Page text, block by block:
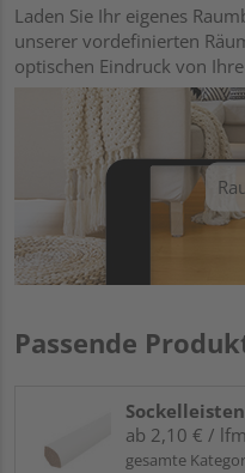
Laden Sie Ihr eigenes
unserer vordefinierten
optischen Eindruck von
Passende
Sockelleisten
ab 2,10 € / lfm
gesamte